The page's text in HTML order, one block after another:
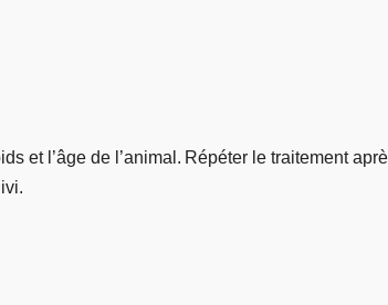
et l’âge de l’animal. Répéter le traitement